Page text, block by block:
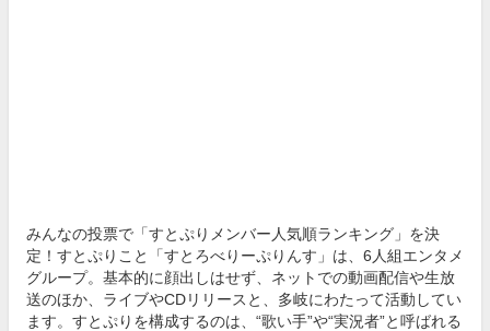
みんなの投票で「すとぷりメンバー人気順ランキング」を決
定！すとぷりこと「すとろべりーぷりんす」は、6人組エンタメ
グループ。基本的に顔出しはせず、ネットでの動画配信や生放
送のほか、ライブやCDリリースと、多岐にわたって活動してい
ます。すとぷりを構成するのは、“歌い手”や“実況者”と呼ばれる